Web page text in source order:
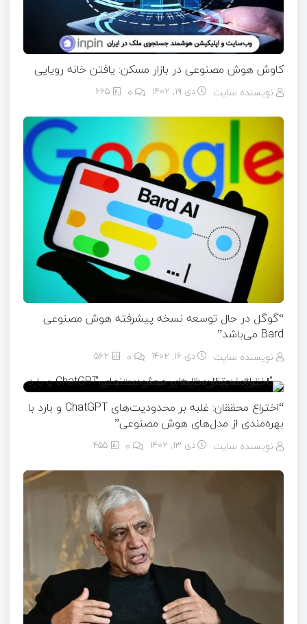
کاوش هوش مصنوعی در بازار مسکن: یافتن خانه رویایی
نویسنده سایت دی ۱۹, ۱۴۰۲ 665
“گوگل در حال توسعه نسخه پیشرفته هوش مصنوعی
Bard می‌باشد”
نویسنده سایت دی ۱۶, ۱۴۰۲ 562
“اختراع محققان: غلبه بر محدودیت‌های ChatGPT و بارد با
بهره‌مندی از مدل‌های هوش مصنوعی”
نویسنده سایت دی ۱۳, ۱۴۰۲ 455